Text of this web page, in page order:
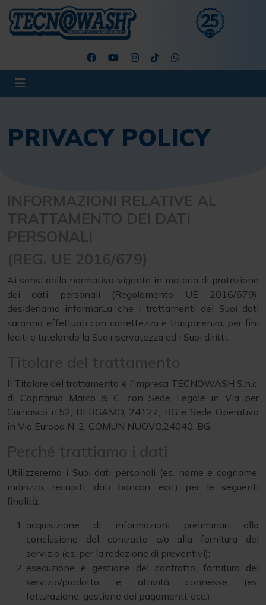
PRIVACY POLICY
Ai sensi della normativa vigente in materia di protezione
dei dati personali (Regolamento UE 2016/679),
desideriamo informarLa che i trattamenti dei Suoi dati
saranno effettuati con correttezza e trasparenza, per fini
leciti e tutelando la Sua riservatezza ed i Suoi diritti.
Il Titolare del trattamento è l’impresa TECNOWASH S.n.c.
di Capitanio Marco & C. con Sede Legale in Via per
Curnasco n.52, BERGAMO, 24127, BG e Sede Operativa
in Via Europa N. 2, COMUN NUOVO,24040, BG.
Utilizzeremo i Suoi dati personali (es. nome e cognome,
indirizzo, recapiti, dati bancari, ecc.) per le seguenti
finalità:
acquisizione di informazioni preliminari alla
conclusione del contratto e/o alla fornitura del
servizio (es. per la redazione di preventivi);
esecuzione e gestione del contratto, fornitura del
servizio/prodotto e attività connesse (es.
fatturazione, gestione dei pagamenti, ecc.);